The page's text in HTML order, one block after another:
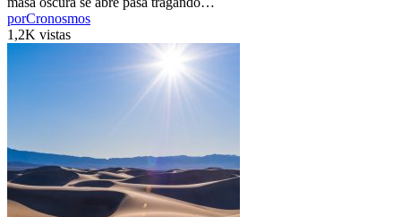
porCronosmos
1,2K vistas